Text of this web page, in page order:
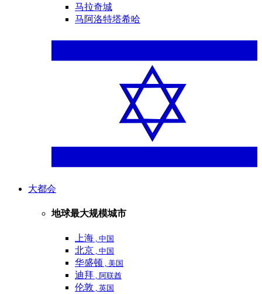
马拉奇城
马阿洛特塔希哈
大都会
地球最大规模城市
上海 , 中国
北京 , 中国
华盛顿 , 美国
迪拜 , 阿联酋
伦敦 , 英国